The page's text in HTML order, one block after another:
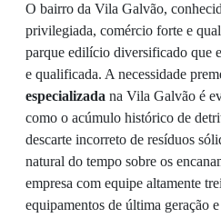
O bairro da Vila Galvão,
privilegiada, comércio forte e
parque edilício diversificado que
e qualificada. A necessidade
especializada na Vila Galvão é
como o acúmulo histórico de
descarte incorreto de resíduos
natural do tempo sobre os
empresa com equipe altamente
equipamentos de última geração